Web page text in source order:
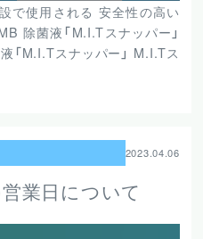
で使用される 安全性の高い
除菌液「M.I.Tスナッパー」
M.I.Tスナッパー」 M.I.Tス
2023.04.06
業日について